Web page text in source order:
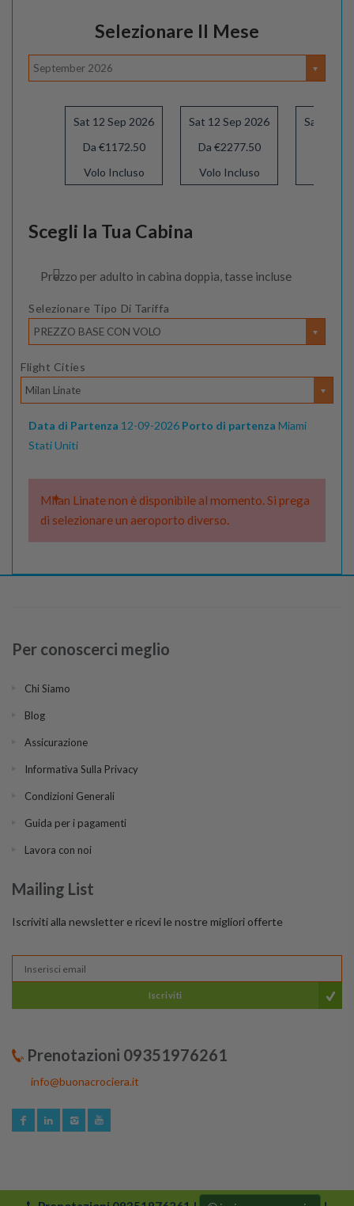
Selezionare Il Mese
September 2026
Sat 12 Sep 2026
Da €1172.50
Volo Incluso
Sat 12 Sep 2026
Da €2277.50
Volo Incluso
Sat 19
Scegli la Tua Cabina
Prezzo per adulto in cabina doppia, tasse incluse
Selezionare Tipo Di Tariffa
PREZZO BASE CON VOLO
Flight Cities
Milan Linate
Data di Partenza 12-09-2026 Porto di partenza Miami
Stati Uniti
Milan Linate non è disponibile al momento. Si prega
di selezionare un aeroporto diverso.
Per conoscerci meglio
Chi Siamo
Blog
Assicurazione
Informativa Sulla Privacy
Condizioni Generali
Guida per i pagamenti
Lavora con noi
Mailing List
Iscriviti alla newsletter e ricevi le nostre migliori offerte
Iscriviti
Prenotazioni 09351976261
info@buonacrociera.it